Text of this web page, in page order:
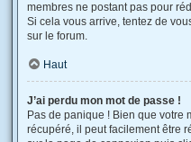
membres ne postant pas pour
Si cela vous arrive, tentez de
sur le forum.
Haut
J’ai perdu mon mot de passe !
Pas de panique ! Bien que votre
récupéré, il peut facilement être